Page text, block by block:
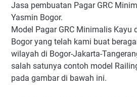
Jasa pembuatan Pagar GRC
Yasmin Bogor.
Model Pagar GRC Minimalis Kayu
Bogor yang telah kami buat
wilayah di Bogor-Jakarta-
salah satunya contoh model
pada gambar di bawah ini.